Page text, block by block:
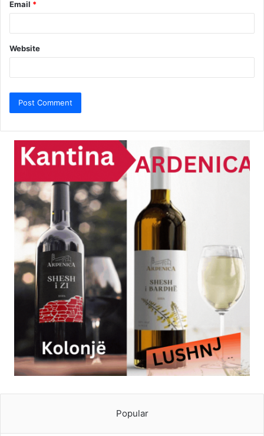
Email *
Website
Popular